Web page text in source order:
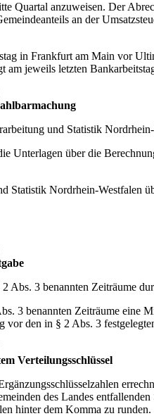
Quartal anzuweisen. Der
an der
in Frankfurt am Main vor
jeweils letzten
und Statistik
über die
Statistik Nordrhein-Westfalen
3 benannten Zeiträume
3 benannten Zeiträume
den in § 2 Abs. 3
Verteilungsschlüssel
des Landes
hinter dem Komma zu runden.